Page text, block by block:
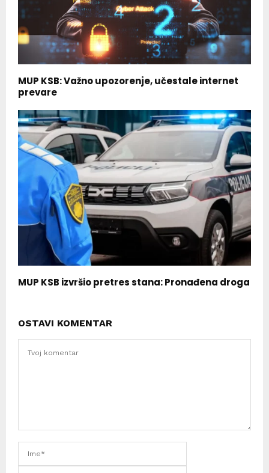
MUP KSB: Važno upozorenje, učestale internet
prevare
MUP KSB izvršio pretres stana: Pronađena droga
OSTAVI KOMENTAR